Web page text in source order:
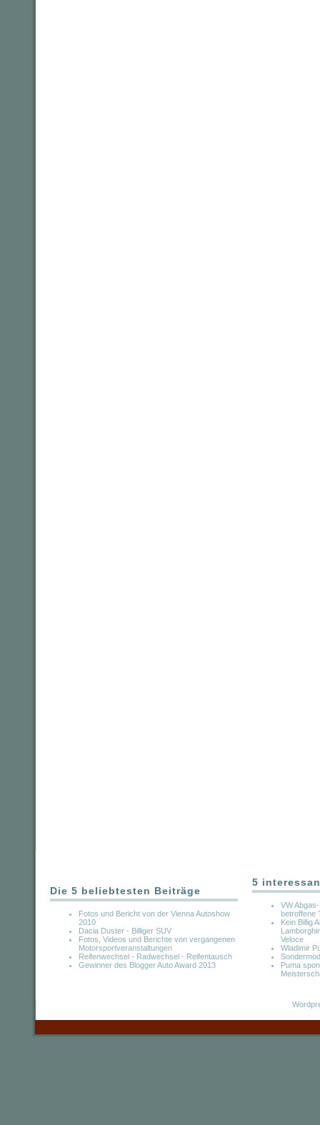
Die 5 beliebtesten Beiträge
Fotos und Bericht von der Vienna Autoshow
2010
Dacia Duster - Billiger SUV
Fotos, Videos und Berichte von vergangenen
Motorsportveranstaltungen
Reifenwechsel - Radwechsel - Reifentausch
Gewinner des Blogger Auto Award 2013
5
VW
betroffene
Kein Billig
Veloce
Wladimir
Puma